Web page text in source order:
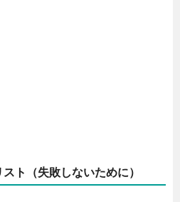
ト（失敗しないために）